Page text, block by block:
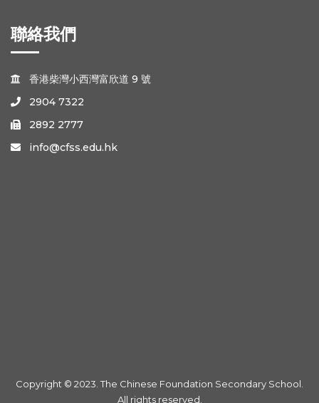
聯絡我們
 香港柴灣小西灣富欣道 9 號
 2904 7322
 2892 2777
 info@cfss.edu.hk
Copyright © 2023. The Chinese Foundation Secondary School.
All rights reserved.